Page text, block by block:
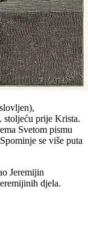
stoljeću prije Krista.
Svetom pismu
se više puta
Jeremijin
djela.